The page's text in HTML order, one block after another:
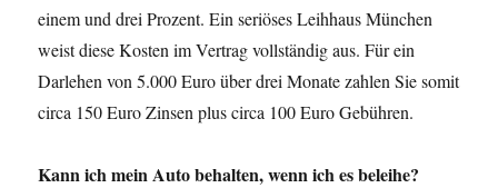
einem und drei Prozent. Ein seriöses Leihhaus München
weist diese Kosten im Vertrag vollständig aus. Für ein
Darlehen von 5.000 Euro über drei Monate zahlen Sie somit
circa 150 Euro Zinsen plus circa 100 Euro Gebühren.
Kann ich mein Auto behalten, wenn ich es beleihe?